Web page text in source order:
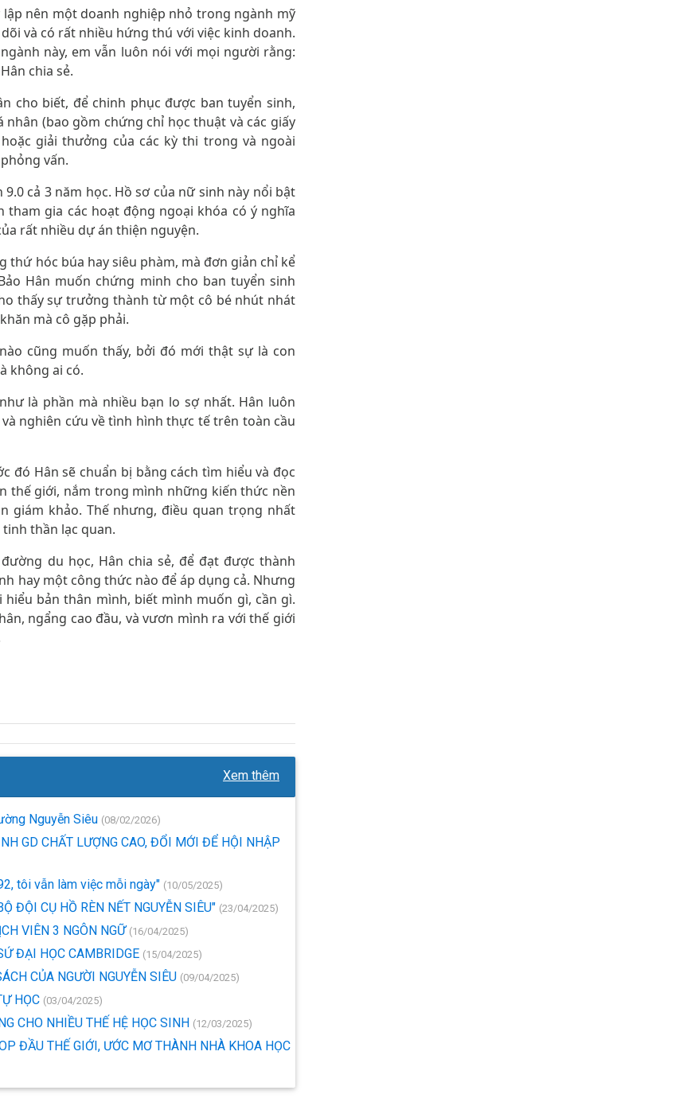
nên một doanh nghiệp nhỏ trong ngành mỹ
và có rất nhiều hứng thú với việc kinh doanh.
này, em vẫn luôn nói với mọi người rằng:
chia sẻ.
cho biết, để chinh phục được ban tuyển sinh,
(bao gồm chứng chỉ học thuật và các giấy
giải thưởng của các kỳ thi trong và ngoài
vấn.
cả 3 năm học. Hồ sơ của nữ sinh này nổi bật
gia các hoạt động ngoại khóa có ý nghĩa
rất nhiều dự án thiện nguyện.
thứ hóc búa hay siêu phàm, mà đơn giản chỉ kể
Hân muốn chứng minh cho ban tuyển sinh
thấy sự trưởng thành từ một cô bé nhút nhát
mà cô gặp phải.
cũng muốn thấy, bởi đó mới thật sự là con
không ai có.
là phần mà nhiều bạn lo sợ nhất. Hân luôn
nghiên cứu về tình hình thực tế trên toàn cầu
Hân sẽ chuẩn bị bằng cách tìm hiểu và đọc
thế giới, nắm trong mình những kiến thức nền
giám khảo. Thế nhưng, điều quan trọng nhất
thần lạc quan.
du học, Hân chia sẻ, để đạt được thành
hay một công thức nào để áp dụng cả. Nhưng
bản thân mình, biết mình muốn gì, cần gì.
ngẩng cao đầu, và vươn mình ra với thế giới
Xem thêm
Nguyễn Siêu (08/02/2026)
GD CHẤT LƯỢNG CAO, ĐỔI MỚI ĐỂ HỘI NHẬP
tôi vẫn làm việc mỗi ngày" (10/05/2025)
ĐỘI CỤ HỒ RÈN NẾT NGUYỄN SIÊU" (23/04/2025)
VIÊN 3 NGÔN NGỮ (16/04/2025)
ĐẠI HỌC CAMBRIDGE (15/04/2025)
CỦA NGƯỜI NGUYỄN SIÊU (09/04/2025)
HỌC (03/04/2025)
CHO NHIỀU THẾ HỆ HỌC SINH (12/03/2025)
ĐẦU THẾ GIỚI, ƯỚC MƠ THÀNH NHÀ KHOA HỌC